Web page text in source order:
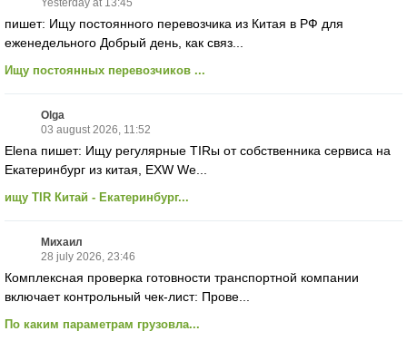
Yesterday at 13:45
пишет: Ищу постоянного перевозчика из Китая в РФ для
еженедельного Добрый день, как связ...
Ищу постоянных перевозчиков ...
Olga
03 august 2026, 11:52
Elena пишет: Ищу регулярные TIRы от собственника сервиса на
Екатеринбург из китая, EXW We...
ищу TIR Китай - Екатеринбург...
Михаил
28 july 2026, 23:46
Комплексная проверка готовности транспортной компании
включает контрольный чек-лист: Прове...
По каким параметрам грузовла...